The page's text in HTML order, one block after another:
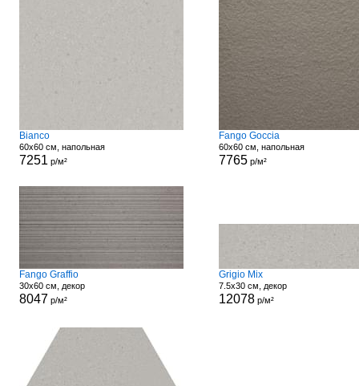
Bianco
60x60 см, напольная
7251 р/м²
Fango Goccia
60x60 см, напольная
7765р/м²
Fango Graffio
30x60 см, декор
8047 р/м²
Grigio Mix
7.5x30 см, декор
12078р/м²